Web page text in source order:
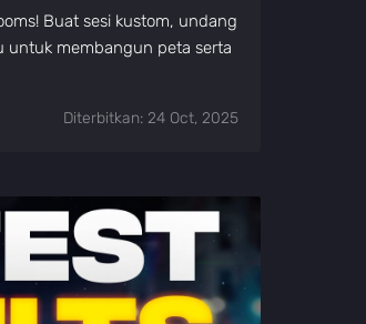
Buat sesi kustom, undang
untuk membangun peta serta
Diterbitkan: 24 Oct, 2025